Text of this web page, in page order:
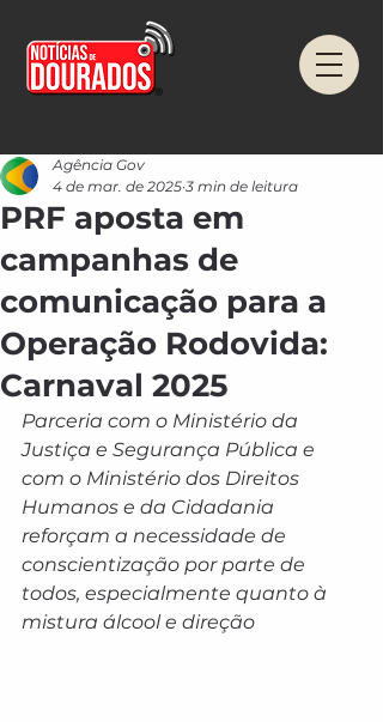
PRF aposta em
campanhas de
comunicação para a
Operação Rodovida:
Carnaval 2025
Agência Gov
4 de mar. de 2025 3 min de leitura
Parceria com o Ministério da
Justiça e Segurança Pública e
com o Ministério dos Direitos
Humanos e da Cidadania
reforçam a necessidade de
conscientização por parte de
todos, especialmente quanto à
mistura álcool e direção